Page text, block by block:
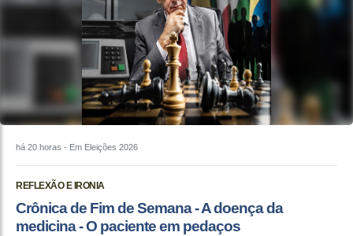
há 20 horas - Em Eleições 2026
REFLEXÃO E IRONIA
Crônica de Fim de Semana - A doença da
medicina - O paciente em pedaços